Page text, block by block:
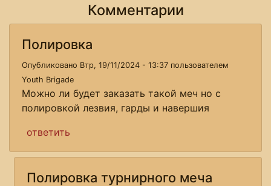
Комментарии
Полировка
Опубликовано Втр, 19/11/2024 - 13:37 пользователем
Youth Brigade
Можно ли будет заказать такой меч но с
полировкой лезвия, гарды и навершия
ответить
Полировка турнирного меча